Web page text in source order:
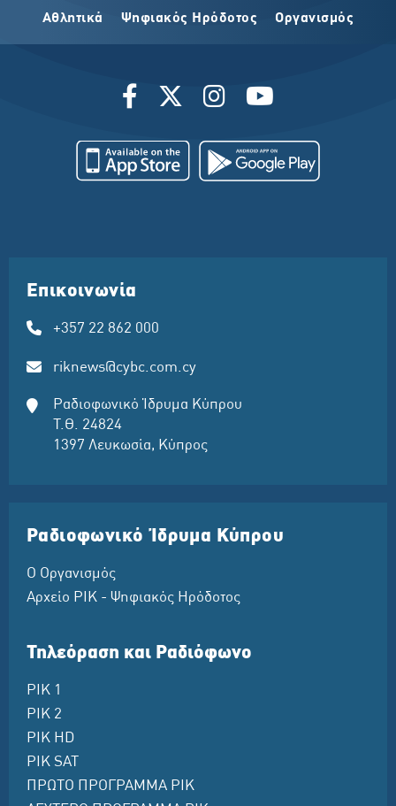
Αθλητικά Ψηφιακός Ηρόδοτος Οργανισμός
Επικοινωνία
+357 22 862 000
riknews@cybc.com.cy
Ραδιοφωνικό Ίδρυμα Κύπρου
Τ.Θ. 24824
1397 Λευκωσία, Κύπρος
Ραδιοφωνικό Ίδρυμα Κύπρου
Ο Οργανισμός
Αρχείο ΡΙΚ - Ψηφιακός Ηρόδοτος
Τηλεόραση και Ραδιόφωνο
ΡΙΚ 1
ΡΙΚ 2
ΡΙΚ HD
ΡΙΚ SAT
ΠΡΩΤΟ ΠΡΟΓΡΑΜΜΑ ΡΙΚ